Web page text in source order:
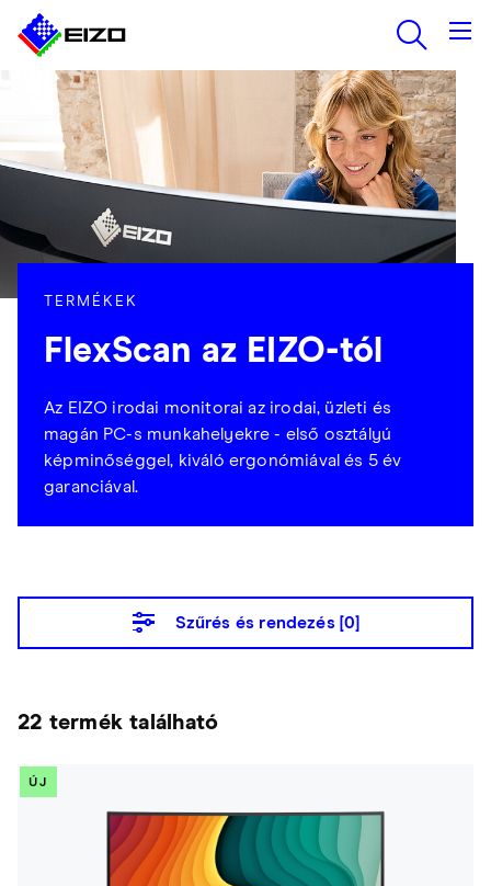
TERMÉKEK
FlexScan az EIZO-tól
Az EIZO irodai monitorai az irodai, üzleti és
magán PC-s munkahelyekre - első osztályú
képminőséggel, kiváló ergonómiával és 5 év
garanciával.
Szűrés és rendezés [0]
22 termék található
ÚJ